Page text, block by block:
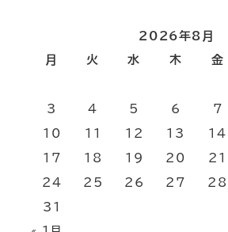
2026年8月
月
火 水 木 金
3 4 5 6 7
10 11 12 13 14
17 18 19 20 21
24 25 26 27 28
31